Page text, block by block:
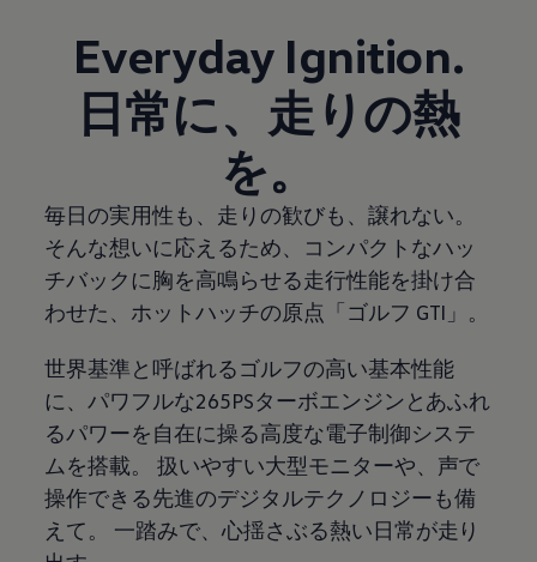
Everyday Ignition.
日常に、走りの熱
を。
毎日の実用性も、走りの歓びも、譲れない。
そんな想いに応えるため、コンパクトなハッ
チバックに胸を⾼鳴らせる走行性能を掛け合
わせた、ホットハッチの原点「ゴルフ GTI」。
世界基準と呼ばれるゴルフの高い基本性能
に、パワフルな265PSターボエンジンとあふれ
るパワーを自在に操る高度な電子制御システ
ムを搭載。 扱いやすい大型モニターや、声で
操作できる先進のデジタルテクノロジーも備
えて。 一踏みで、心揺さぶる熱い日常が走り